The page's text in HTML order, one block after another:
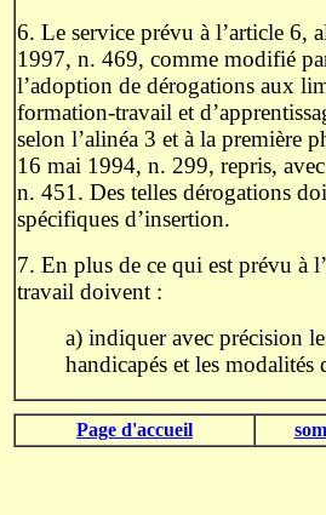
6. Le service prévu à l’article 6,
1997, n. 469, comme modifié
l’adoption de dérogations aux
formation-travail et
selon l’alinéa 3 et à la première
16 mai 1994, n. 299, repris,
n. 451. Des telles dérogations
spécifiques d’insertion.
7. En plus de ce qui est prévu à
travail doivent :
a) indiquer avec précision
handicapés et les modalités
.
Page d'accueil